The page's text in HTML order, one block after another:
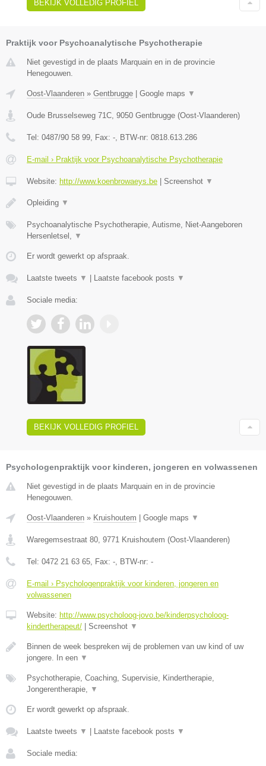
BEKIJK VOLLEDIG PROFIEL
Praktijk voor Psychoanalytische Psychotherapie
Niet gevestigd in de plaats Marquain en in de provincie
Henegouwen.
Oost-Vlaanderen » Gentbrugge Google maps ▼
Oude Brusselseweg 71C, 9050 Gentbrugge (Oost-Vlaanderen)
Tel: 0487/90 58 99, Fax: -, BTW-nr: 0818.613.286
E-mail › Praktijk voor Psychoanalytische Psychotherapie
Website: http://www.koenbrowaeys.be Screenshot ▼
Opleiding ▼
Psychoanalytische Psychotherapie, Autisme, Niet-Aangeboren
Hersenletsel, ▼
Er wordt gewerkt op afspraak.
Laatste tweets ▼ Laatste facebook posts ▼
Sociale media:
BEKIJK VOLLEDIG PROFIEL
Psychologenpraktijk voor kinderen, jongeren en volwassenen
Niet gevestigd in de plaats Marquain en in de provincie
Henegouwen.
Oost-Vlaanderen » Kruishoutem Google maps ▼
Waregemsestraat 80, 9771 Kruishoutem (Oost-Vlaanderen)
Tel: 0472 21 63 65, Fax: -, BTW-nr: -
E-mail › Psychologenpraktijk voor kinderen, jongeren en
volwassenen
Website: http://www.psycholoog-jovo.be/kinderpsycholoog-
kindertherapeut/
Screenshot ▼
Binnen de week bespreken wij de problemen van uw kind of uw
jongere. In een ▼
Psychotherapie, Coaching, Supervisie, Kindertherapie,
Jongerentherapie, ▼
Er wordt gewerkt op afspraak.
Laatste tweets ▼ Laatste facebook posts ▼
Sociale media: